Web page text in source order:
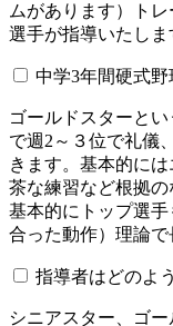
ムがあります）ト
選手が指導いたしま
中学3年間硬式
ゴールドスターと
で週2～３位で礼儀
きます。基本的に
茶な練習など根拠の
基本的にトップ選
合った動作）理論で
指導者はどのよ
シニアスター、ゴ